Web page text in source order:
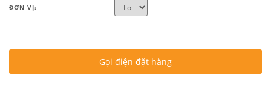
ĐƠN VỊ:
Gọi điện đặt hàng